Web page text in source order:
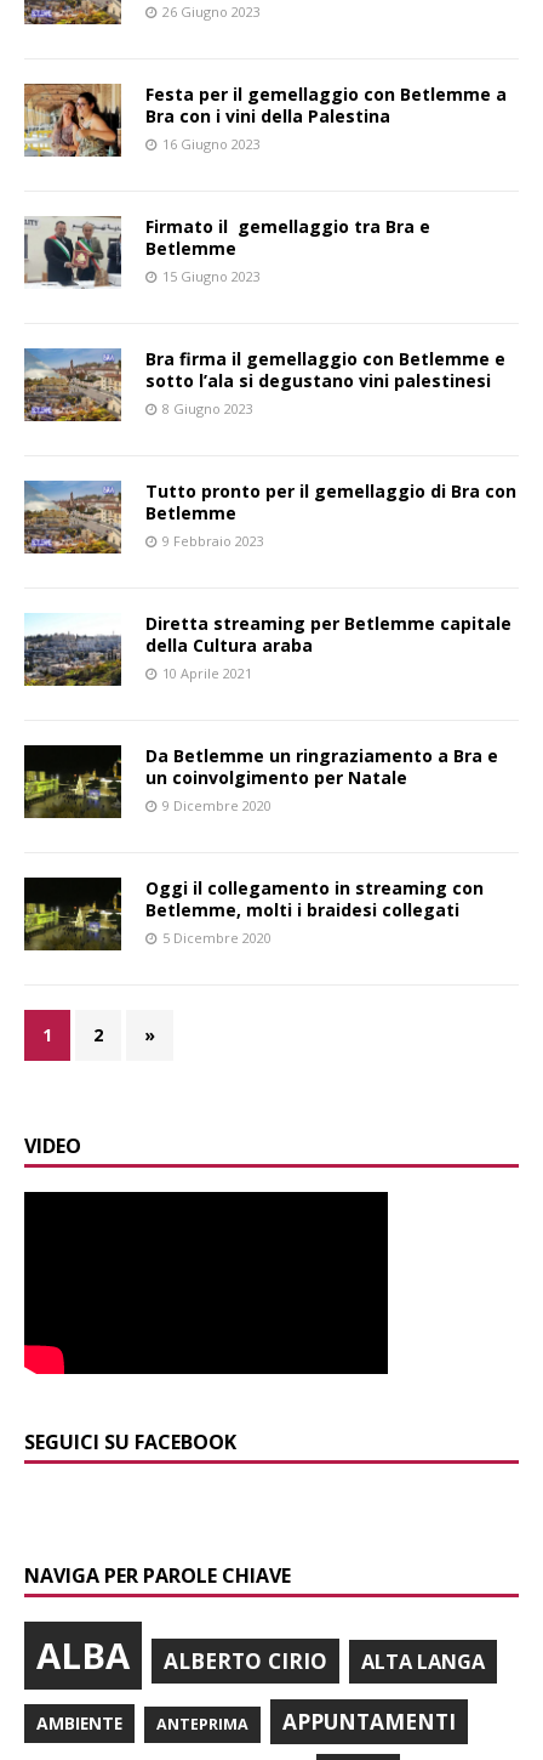
26 Giugno 2023
Festa per il gemellaggio con Betlemme a
Bra con i vini della Palestina
16 Giugno 2023
Firmato il gemellaggio tra Bra e
Betlemme
15 Giugno 2023
Bra firma il gemellaggio con Betlemme e
sotto l’ala si degustano vini palestinesi
8 Giugno 2023
Tutto pronto per il gemellaggio di Bra con
Betlemme
9 Febbraio 2023
Diretta streaming per Betlemme capitale
della Cultura araba
10 Aprile 2021
Da Betlemme un ringraziamento a Bra e
un coinvolgimento per Natale
9 Dicembre 2020
Oggi il collegamento in streaming con
Betlemme, molti i braidesi collegati
5 Dicembre 2020
1 2 »
VIDEO
SEGUICI SU FACEBOOK
NAVIGA PER PAROLE CHIAVE
ALBA ALBERTO CIRIO ALTA LANGA
AMBIENTE ANTEPRIMA APPUNTAMENTI